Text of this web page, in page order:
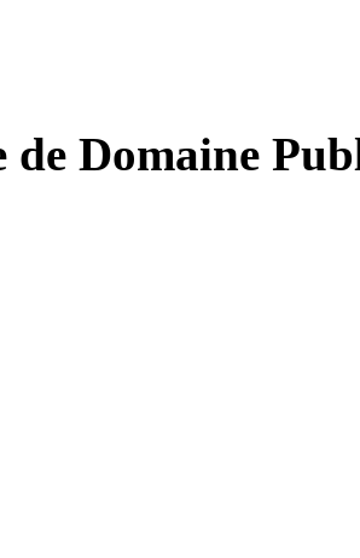
de Domaine